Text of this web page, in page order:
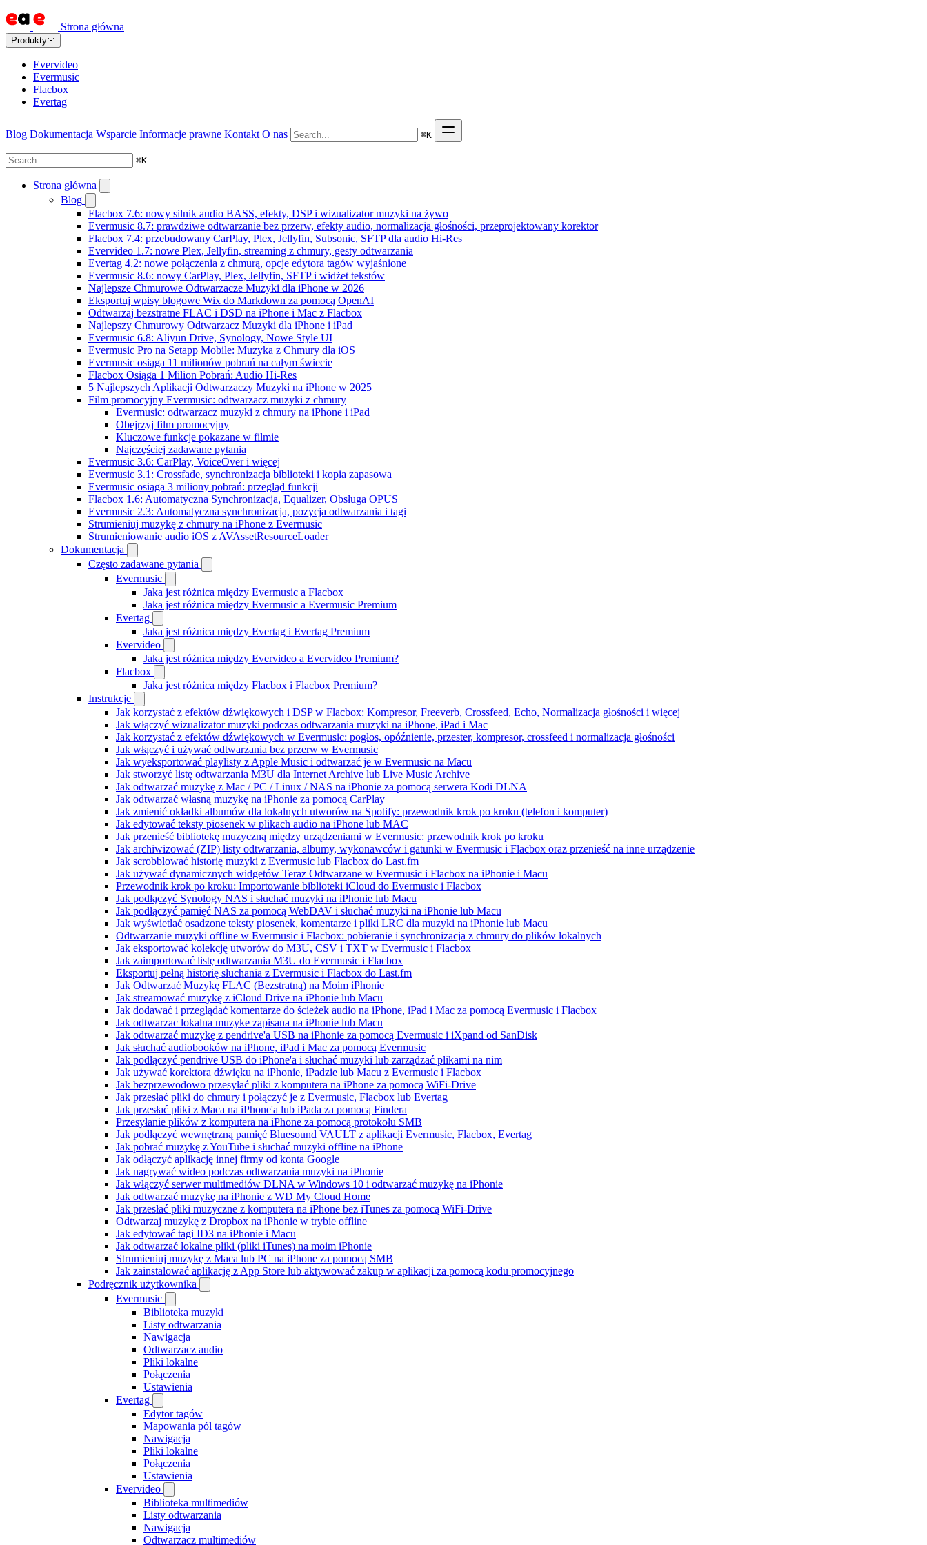
Strona główna
Produkty
Evervideo
Evermusic
Flacbox
Evertag
Blog Dokumentacja Wsparcie Informacje prawne Kontakt O nas ⌘K
⌘K
Strona główna
Blog
Flacbox 7.6: nowy silnik audio BASS, efekty, DSP i wizualizator muzyki na żywo
Evermusic 8.7: prawdziwe odtwarzanie bez przerw, efekty audio, normalizacja głośności, przeprojektowany korektor
Flacbox 7.4: przebudowany CarPlay, Plex, Jellyfin, Subsonic, SFTP dla audio Hi-Res
Evervideo 1.7: nowe Plex, Jellyfin, streaming z chmury, gesty odtwarzania
Evertag 4.2: nowe połączenia z chmurą, opcje edytora tagów wyjaśnione
Evermusic 8.6: nowy CarPlay, Plex, Jellyfin, SFTP i widżet tekstów
Najlepsze Chmurowe Odtwarzacze Muzyki dla iPhone w 2026
Eksportuj wpisy blogowe Wix do Markdown za pomocą OpenAI
Odtwarzaj bezstratne FLAC i DSD na iPhone i Mac z Flacbox
Najlepszy Chmurowy Odtwarzacz Muzyki dla iPhone i iPad
Evermusic 6.8: Aliyun Drive, Synology, Nowe Style UI
Evermusic Pro na Setapp Mobile: Muzyka z Chmury dla iOS
Evermusic osiąga 11 milionów pobrań na całym świecie
Flacbox Osiąga 1 Milion Pobrań: Audio Hi-Res
5 Najlepszych Aplikacji Odtwarzaczy Muzyki na iPhone w 2025
Film promocyjny Evermusic: odtwarzacz muzyki z chmury
Evermusic: odtwarzacz muzyki z chmury na iPhone i iPad
Obejrzyj film promocyjny
Kluczowe funkcje pokazane w filmie
Najczęściej zadawane pytania
Evermusic 3.6: CarPlay, VoiceOver i więcej
Evermusic 3.1: Crossfade, synchronizacja biblioteki i kopia zapasowa
Evermusic osiąga 3 miliony pobrań: przegląd funkcji
Flacbox 1.6: Automatyczna Synchronizacja, Equalizer, Obsługa OPUS
Evermusic 2.3: Automatyczna synchronizacja, pozycja odtwarzania i tagi
Strumieniuj muzykę z chmury na iPhone z Evermusic
Strumieniowanie audio iOS z AVAssetResourceLoader
Dokumentacja
Często zadawane pytania
Evermusic
Jaka jest różnica między Evermusic a Flacbox
Jaka jest różnica między Evermusic a Evermusic Premium
Evertag
Jaka jest różnica między Evertag i Evertag Premium
Evervideo
Jaka jest różnica między Evervideo a Evervideo Premium?
Flacbox
Jaka jest różnica między Flacbox i Flacbox Premium?
Instrukcje
Jak korzystać z efektów dźwiękowych i DSP w Flacbox: Kompresor, Freeverb, Crossfeed, Echo, Normalizacja głośności i więcej
Jak włączyć wizualizator muzyki podczas odtwarzania muzyki na iPhone, iPad i Mac
Jak korzystać z efektów dźwiękowych w Evermusic: pogłos, opóźnienie, przester, kompresor, crossfeed i normalizacja głośności
Jak włączyć i używać odtwarzania bez przerw w Evermusic
Jak wyeksportować playlisty z Apple Music i odtwarzać je w Evermusic na Macu
Jak stworzyć listę odtwarzania M3U dla Internet Archive lub Live Music Archive
Jak odtwarzać muzykę z Mac / PC / Linux / NAS na iPhonie za pomocą serwera Kodi DLNA
Jak odtwarzać własną muzykę na iPhonie za pomocą CarPlay
Jak zmienić okładki albumów dla lokalnych utworów na Spotify: przewodnik krok po kroku (telefon i komputer)
Jak edytować teksty piosenek w plikach audio na iPhone lub MAC
Jak przenieść bibliotekę muzyczną między urządzeniami w Evermusic: przewodnik krok po kroku
Jak archiwizować (ZIP) listy odtwarzania, albumy, wykonawców i gatunki w Evermusic i Flacbox oraz przenieść na inne urządzenie
Jak scrobblować historię muzyki z Evermusic lub Flacbox do Last.fm
Jak używać dynamicznych widgetów Teraz Odtwarzane w Evermusic i Flacbox na iPhonie i Macu
Przewodnik krok po kroku: Importowanie biblioteki iCloud do Evermusic i Flacbox
Jak podłączyć Synology NAS i słuchać muzyki na iPhonie lub Macu
Jak podłączyć pamięć NAS za pomocą WebDAV i słuchać muzyki na iPhonie lub Macu
Jak wyświetlać osadzone teksty piosenek, komentarze i pliki LRC dla muzyki na iPhonie lub Macu
Odtwarzanie muzyki offline w Evermusic i Flacbox: pobieranie i synchronizacja z chmury do plików lokalnych
Jak eksportować kolekcję utworów do M3U, CSV i TXT w Evermusic i Flacbox
Jak zaimportować listę odtwarzania M3U do Evermusic i Flacbox
Eksportuj pełną historię słuchania z Evermusic i Flacbox do Last.fm
Jak Odtwarzać Muzykę FLAC (Bezstratną) na Moim iPhonie
Jak streamować muzykę z iCloud Drive na iPhonie lub Macu
Jak dodawać i przeglądać komentarze do ścieżek audio na iPhone, iPad i Mac za pomocą Evermusic i Flacbox
Jak odtwarzac lokalna muzyke zapisana na iPhonie lub Macu
Jak odtwarzać muzykę z pendrive'a USB na iPhonie za pomocą Evermusic i iXpand od SanDisk
Jak słuchać audiobooków na iPhone, iPad i Mac za pomocą Evermusic
Jak podłączyć pendrive USB do iPhone'a i słuchać muzyki lub zarządzać plikami na nim
Jak używać korektora dźwięku na iPhonie, iPadzie lub Macu z Evermusic i Flacbox
Jak bezprzewodowo przesyłać pliki z komputera na iPhone za pomocą WiFi-Drive
Jak przesłać pliki do chmury i połączyć je z Evermusic, Flacbox lub Evertag
Jak przesłać pliki z Maca na iPhone'a lub iPada za pomocą Findera
Przesyłanie plików z komputera na iPhone za pomocą protokołu SMB
Jak podłączyć wewnętrzną pamięć Bluesound VAULT z aplikacji Evermusic, Flacbox, Evertag
Jak pobrać muzykę z YouTube i słuchać muzyki offline na iPhone
Jak odłączyć aplikację innej firmy od konta Google
Jak nagrywać wideo podczas odtwarzania muzyki na iPhonie
Jak włączyć serwer multimediów DLNA w Windows 10 i odtwarzać muzykę na iPhonie
Jak odtwarzać muzykę na iPhonie z WD My Cloud Home
Jak przesłać pliki muzyczne z komputera na iPhone bez iTunes za pomocą WiFi-Drive
Odtwarzaj muzykę z Dropbox na iPhonie w trybie offline
Jak edytować tagi ID3 na iPhonie i Macu
Jak odtwarzać lokalne pliki (pliki iTunes) na moim iPhonie
Strumieniuj muzykę z Maca lub PC na iPhone za pomocą SMB
Jak zainstalować aplikację z App Store lub aktywować zakup w aplikacji za pomocą kodu promocyjnego
Podręcznik użytkownika
Evermusic
Biblioteka muzyki
Listy odtwarzania
Nawigacja
Odtwarzacz audio
Pliki lokalne
Połączenia
Ustawienia
Evertag
Edytor tagów
Mapowania pól tagów
Nawigacja
Pliki lokalne
Połączenia
Ustawienia
Evervideo
Biblioteka multimediów
Listy odtwarzania
Nawigacja
Odtwarzacz multimediów